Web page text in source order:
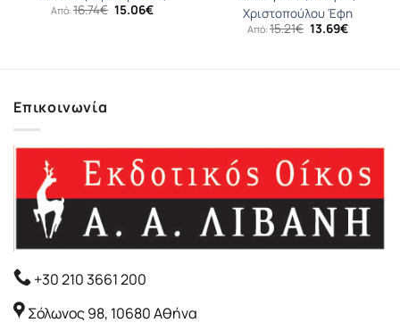
Από: 16.74€ Original
price
15.06€Η
Χριστοπούλου Έφη
Από: 15.21€ Original
price
13.69€Η
Επικοινωνία
+30 210 3661 200
Σόλωνος 98, 10680 Αθήνα